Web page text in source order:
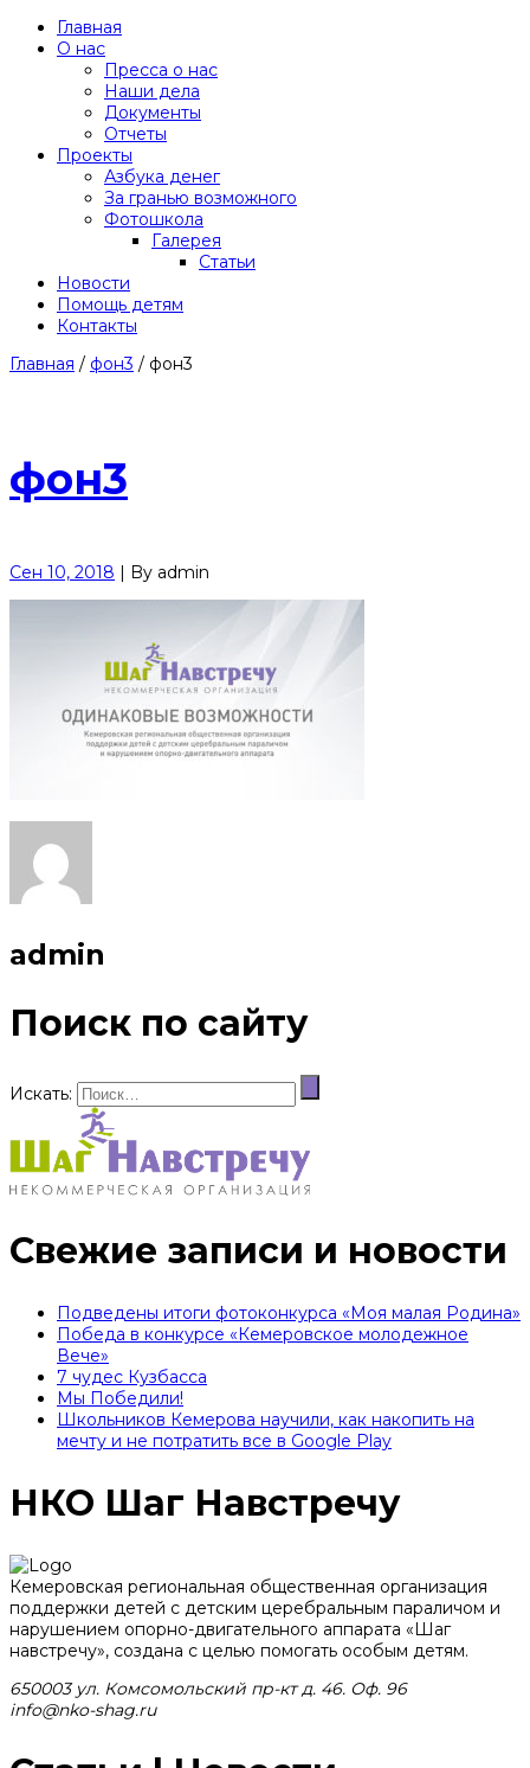
Главная
О нас
Пресса о нас
Наши дела
Документы
Отчеты
Проекты
Азбука денег
За гранью возможного
Фотошкола
Галерея
Статьи
Новости
Помощь детям
Контакты
Главная / фон3 / фон3
фон3
Сен 10, 2018 | By admin
admin
Поиск по сайту
Искать:
Свежие записи и новости
Подведены итоги фотоконкурса «Моя малая Родина»
Победа в конкурсе «Кемеровское молодежное
Вече»
7 чудес Кузбасса
Мы Победили!
Школьников Кемерова научили, как накопить на
мечту и не потратить все в Google Play
НКО Шаг Навстречу
Кемеровская региональная общественная организация
поддержки детей с детским церебральным параличом и
нарушением опорно-двигательного аппарата «Шаг
навстречу», создана с целью помогать особым детям.
650003 ул. Комсомольский пр-кт д. 46. Оф. 96
info@nko-shag.ru